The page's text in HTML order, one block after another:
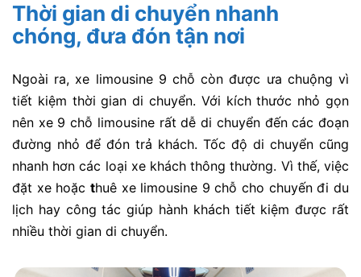
Thời gian di chuyển nhanh
chóng, đưa đón tận nơi
Ngoài ra, xe limousine 9 chỗ còn được ưa chuộng vì
tiết kiệm thời gian di chuyển. Với kích thước nhỏ gọn
nên xe 9 chỗ limousine rất dễ di chuyển đến các đoạn
đường nhỏ để đón trả khách. Tốc độ di chuyển cũng
nhanh hơn các loại xe khách thông thường. Vì thế, việc
đặt xe hoặc thuê xe limousine 9 chỗ cho chuyến đi du
lịch hay công tác giúp hành khách tiết kiệm được rất
nhiều thời gian di chuyển.